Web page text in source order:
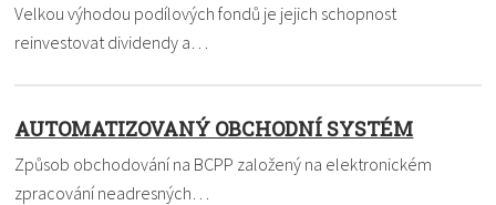
Velkou výhodou podílových fondů je jejich schopnost
reinvestovat dividendy a…
AUTOMATIZOVANÝ OBCHODNÍ SYSTÉM
Způsob obchodování na BCPP založený na elektronickém
zpracování neadresných…